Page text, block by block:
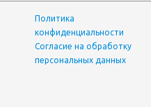
Политика
конфиденциальности
Согласие на обработку
персональных данных